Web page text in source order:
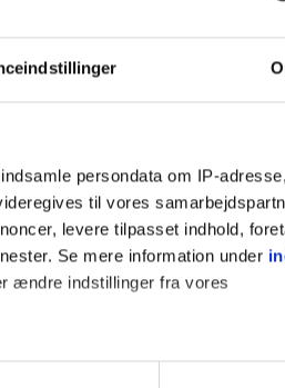
persondata om IP-
til vores
levere tilpasset indhold,
Se mere information under
ændre indstillinger fra vores
vigtigt”
vi har dobbelt
KLC
ærligt